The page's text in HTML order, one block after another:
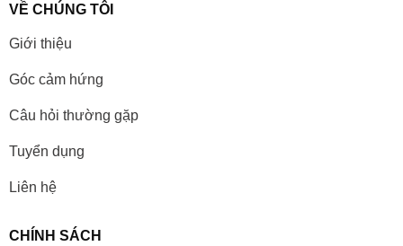
VỀ CHÚNG TÔI
Giới thiệu
Góc cảm hứng
Câu hỏi thường gặp
Tuyển dụng
Liên hệ
CHÍNH SÁCH